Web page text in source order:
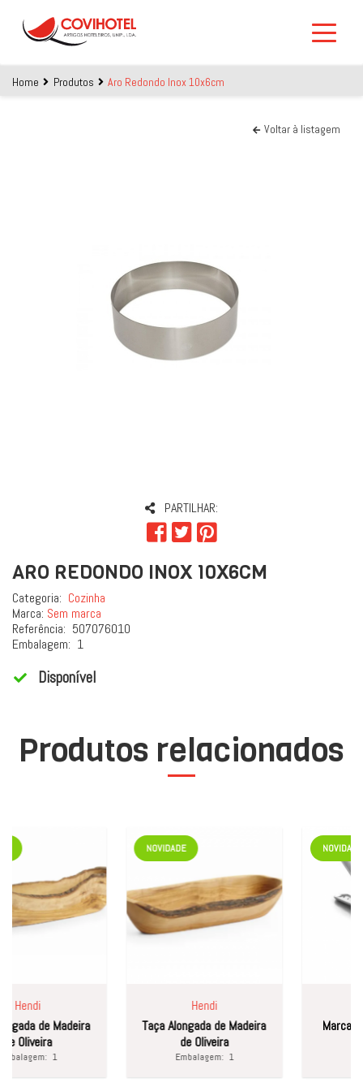
Home Produtos Aro Redondo Inox 10x6cm
Voltar à listagem
PARTILHAR:
ARO REDONDO INOX 10X6CM
Categoria: Cozinha
Marca: Sem marca
Referência: 507076010
Embalagem: 1
Disponível
Produtos relacionados
Hendi
de Madeira
Oliveira
1
NOVIDADE
Hendi
Taça Alongada de Madeira
de Oliveira
Embalagem:1
NOVIDADE